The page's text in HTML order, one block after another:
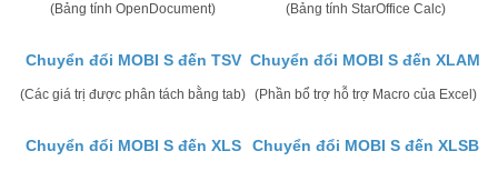
(Bảng tính OpenDocument) (Bảng tính StarOffice Calc)
Chuyển đổi MOBI S đến TSV
(Các giá trị được phân tách bằng tab)
Chuyển đổi MOBI S đến XLAM
(Phần bổ trợ hỗ trợ Macro của Excel)
Chuyển đổi MOBI S đến XLS Chuyển đổi MOBI S đến XLSB